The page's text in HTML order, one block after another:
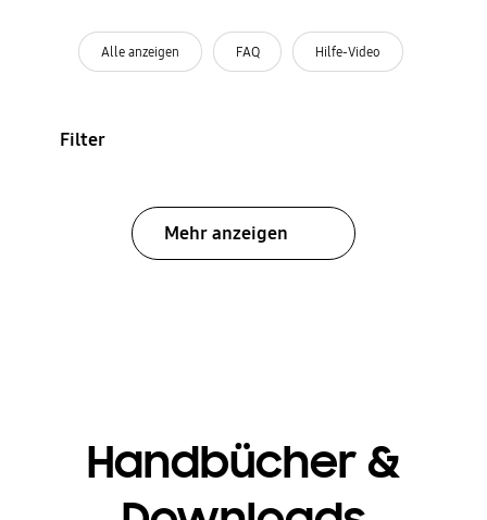
Alle anzeigen FAQ Hilfe-Video
Filter
Mehr anzeigen
Handbücher &